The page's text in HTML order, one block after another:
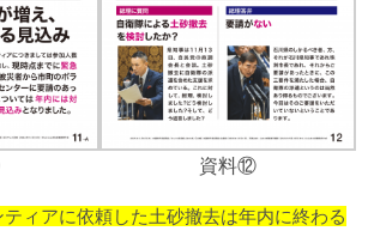
資料⑫
ティアに依頼した土砂撤去は年内に終わる